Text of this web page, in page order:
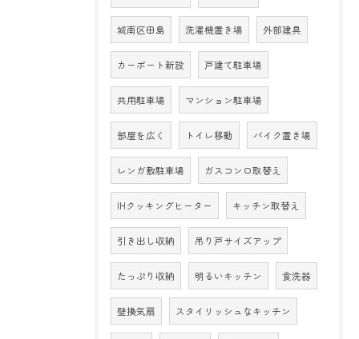
城南区田島 洗濯機置き場 外部建具
カーポート新設 戸建て駐車場
共用駐車場 マンション駐車場
部屋を広く トイレ移動 バイク置き場
レンガ敷駐車場 ガスコンロ取替え
IHクッキングヒーター キッチン取替え
引き出し収納 吊り戸サイズアップ
たっぷり収納 明るいキッチン 食洗器
壁換気扇 スタイリッシュなキッチン